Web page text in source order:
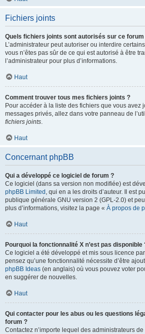
Fichiers joints
Quels fichiers joints sont autorisés sur ce forum
L’administrateur peut autoriser ou interdire
vous n’êtes pas sûr de ce qui est autorisé à être
l’administrateur pour plus d’informations.
Haut
Comment trouver tous mes fichiers joints ?
Pour accéder à la liste des fichiers que vous avez
messages privés, allez dans votre panneau de
fichiers joints.
Haut
Concernant phpBB
Qui a développé ce logiciel de forum ?
Ce logiciel (dans sa version non modifiée) est
phpBB Limited , qui en a les droits d’auteur. Il est
publique générale GNU version 2 (GPL-2.0) et
plus d’informations, visitez la page « À propos de
Haut
Pourquoi la fonctionnalité X n’est pas disponible
Ce logiciel a été développé et mis sous licence
pensez qu’une fonctionnalité nécessite d’être
phpBB Ideas (en anglais) où vous pouvez voter
en suggérer de nouvelles.
Haut
Qui contacter pour les abus ou les questions
forum ?
Contactez n’importe lequel des administrateurs de